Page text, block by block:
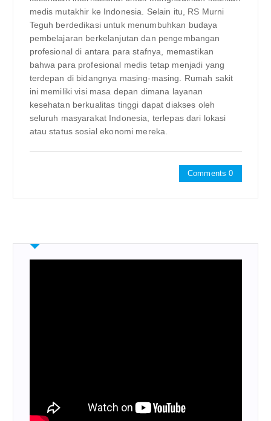
medis mutakhir ke Indonesia. Selain itu, RS Murni
Teguh berdedikasi untuk menumbuhkan budaya
pembelajaran berkelanjutan dan pengembangan
profesional di antara para stafnya, memastikan
bahwa para profesional medis tetap menjadi yang
terdepan di bidangnya masing-masing. Rumah sakit
ini memiliki visi masa depan dimana layanan
kesehatan berkualitas tinggi dapat diakses oleh
seluruh masyarakat Indonesia, terlepas dari lokasi
atau status sosial ekonomi mereka.
Comments 0